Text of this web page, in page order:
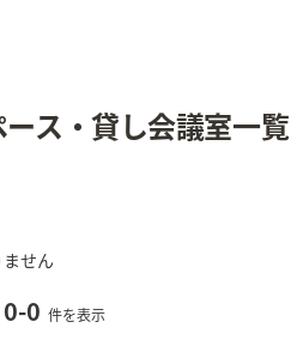
ス・貸し会議室一覧
せん
0-0 件を表示